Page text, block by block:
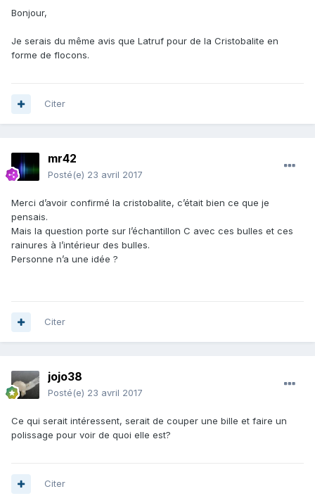
Bonjour,
Je serais du même avis que Latruf pour de la Cristobalite en
forme de flocons.
Citer
mr42
Posté(e) 23 avril 2017
Merci d’avoir confirmé la cristobalite, c’était bien ce que je
pensais.
Mais la question porte sur l’échantillon C avec ces bulles et ces
rainures à l’intérieur des bulles.
Personne n’a une idée ?
Citer
jojo38
Posté(e) 23 avril 2017
Ce qui serait intéressent, serait de couper une bille et faire un
polissage pour voir de quoi elle est?
Citer